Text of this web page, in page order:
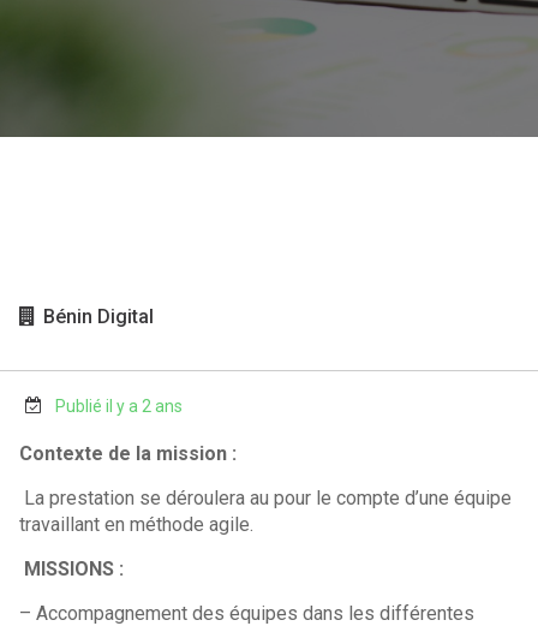
Bénin Digital
Publié il y a 2 ans
Contexte de la mission :
La prestation se déroulera au pour le compte d’une équipe
travaillant en méthode agile.
MISSIONS :
– Accompagnement des équipes dans les différentes